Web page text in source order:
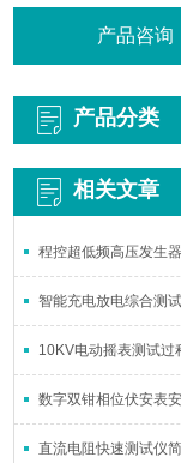
产品咨询
产品分类
相关文章
程控超低频高压发生
智能充电放电综合测
10KV电动摇表测试过
数字双钳相位伏安表
直流电阻快速测试仪